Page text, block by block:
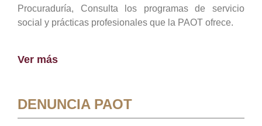
Procuraduría, Consulta los programas de servicio
social y prácticas profesionales que la PAOT ofrece.
Ver más
DENUNCIA PAOT